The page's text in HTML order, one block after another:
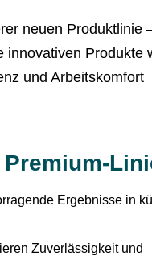
neuen Produktlinie
innovativen Produkte
und Arbeitskomfort
Premium-
Ergebnisse in
Zuverlässigkeit und